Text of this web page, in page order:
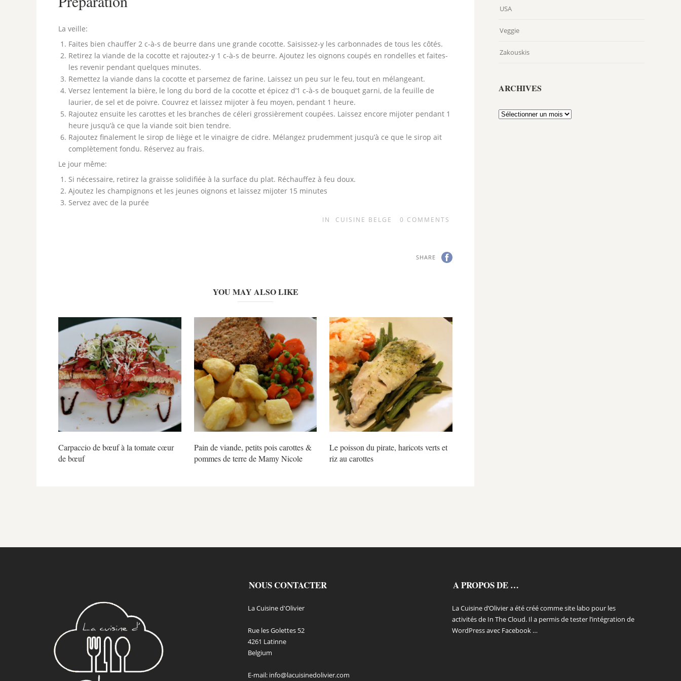
La veille:
Faites bien chauffer 2 c-à-s de beurre dans une grande cocotte. Saisissez-y les carbonnades de tous les côtés.
Retirez la viande de la cocotte et rajoutez-y 1 c-à-s de beurre. Ajoutez les oignons coupés en rondelles et faites-
les revenir pendant quelques minutes.
Remettez la viande dans la cocotte et parsemez de farine. Laissez un peu sur le feu, tout en mélangeant.
Versez lentement la bière, le long du bord de la cocotte et épicez d’1 c-à-s de bouquet garni, de la feuille de
laurier, de sel et de poivre. Couvrez et laissez mijoter à feu moyen, pendant 1 heure.
Rajoutez ensuite les carottes et les branches de céleri grossièrement coupées. Laissez encore mijoter pendant 1
heure jusqu’à ce que la viande soit bien tendre.
Rajoutez finalement le sirop de liège et le vinaigre de cidre. Mélangez prudemment jusqu’à ce que le sirop ait
complètement fondu. Réservez au frais.
Le jour même:
Si nécessaire, retirez la graisse solidifiée à la surface du plat. Réchauffez à feu doux.
Ajoutez les champignons et les jeunes oignons et laissez mijoter 15 minutes
Servez avec de la purée
IN CUISINE BELGE 0 COMMENTS
SHARE
YOU MAY ALSO LIKE
Carpaccio de bœuf à la tomate cœur
de bœuf
Pain de viande, petits pois carottes &
pommes de terre de Mamy Nicole
Le poisson du pirate, haricots verts et
riz au carottes
USA
Veggie
Zakouskis
ARCHIVES
Archives
NOUS CONTACTER
La Cuisine d'Olivier
Rue les Golettes 52
4261 Latinne
Belgium
E-mail: info@lacuisinedolivier.com
A PROPOS DE …
La Cuisine d’Olivier a été créé comme site labo pour les
activités de In The Cloud. Il a permis de tester l’intégration de
WordPress avec Facebook …